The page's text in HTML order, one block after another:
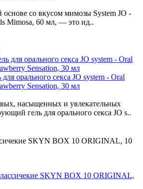
основе со вкусом мимозы System JO -
Mimosa, 60 мл, — это ид..
орального секса JO system - Oral
Sensation, 30 мл
насыщенных и увлекательных
гель для орального секса JO s..
SKYN BOX 10 ORIGINAL,